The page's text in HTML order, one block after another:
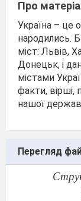
Про
Україна – це
народились.
міст: Львів,
Донецьк, і
містами
факти, вірші,
нашої
Перегляд